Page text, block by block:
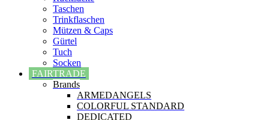
Taschen
Trinkflaschen
Mützen & Caps
Gürtel
Tuch
Socken
FAIRTRADE
Brands
ARMEDANGELS
COLORFUL STANDARD
DEDICATED